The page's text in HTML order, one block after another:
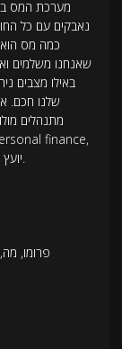
מערכת המס
נאבקים עם כל
כמה מס
שאנחנו משלמים
באילו מצבים
שלנו חכם.
מתנהלים
יועץ פיננסי לפרטיים וחברות ובעבר אנליסט בקרנות גידור.
פרומו, מה